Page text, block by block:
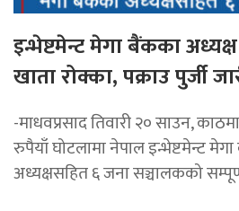
इन्भेष्टमेन्ट मेगा बैंकका
खाता रोक्का, पक्राउ पुर्जी
-माधवप्रसाद तिवारी २० साउन,
रुपैयाँ घोटलामा नेपाल इन्भेष्टमेन्ट
अध्यक्षसहित ६ जना सञ्चालकको